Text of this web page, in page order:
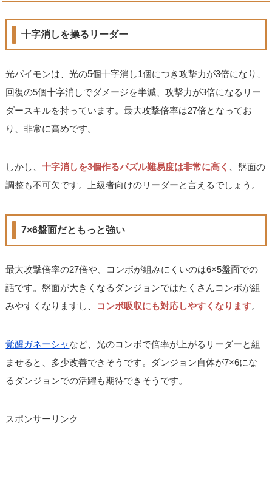
十字消しを操るリーダー
光パイモンは、光の5個十字消し1個につき攻撃力が3倍になり、
回復の5個十字消しでダメージを半減、攻撃力が3倍になるリー
ダースキルを持っています。最大攻撃倍率は27倍となってお
り、非常に高めです。
しかし、十字消しを3個作るパズル難易度は非常に高く
、盤面の
調整も不可欠です。上級者向けのリーダーと言えるでしょう。
7×6盤面だともっと強い
最大攻撃倍率の27倍や、コンボが組みにくいのは6×5盤面での
話です。盤面が大きくなるダンジョンではたくさんコンボが組
みやすくなりますし、 コンボ吸収にも対応しやすくなります。
覚醒ガネーシャなど、光のコンボで倍率が上がるリーダーと組
ませると、多少改善できそうです。ダンジョン自体が7×6にな
るダンジョンでの活躍も期待できそうです。
スポンサーリンク